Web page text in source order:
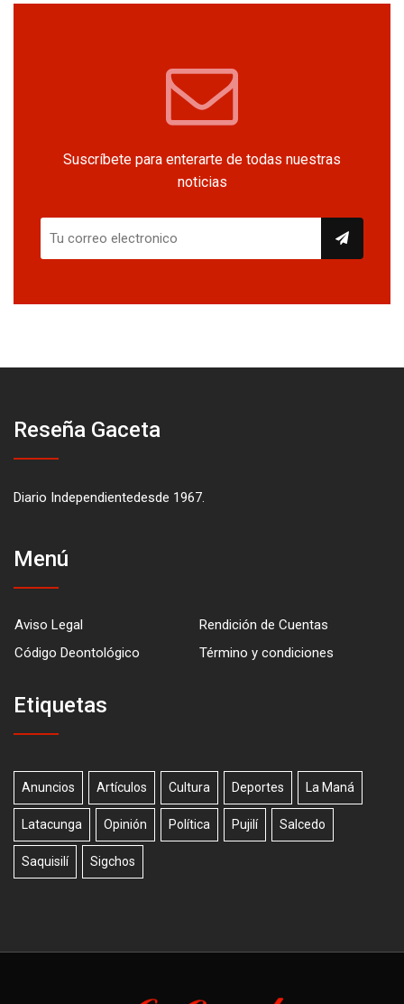
Suscríbete para enterarte de todas nuestras
noticias
Reseña Gaceta
Diario Independientedesde 1967.
Menú
Aviso Legal
Rendición de Cuentas
Código Deontológico
Término y condiciones
Etiquetas
Anuncios Artículos Cultura Deportes La Maná
Latacunga Opinión Política Pujilí Salcedo
Saquisilí Sigchos